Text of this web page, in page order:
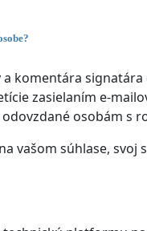
komentára
zasielaním e-
osobám s
vašom súhlase,